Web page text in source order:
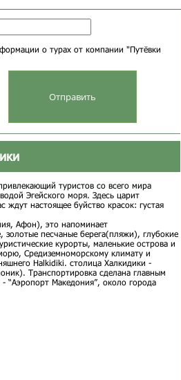
о турах от компании "Путёвки
туристов со всего мира
Эгейского моря. Здесь царит
настоящее буйство красок: густая
Афон), это напоминает
песчаные берега(пляжи), глубокие
курорты, маленькие острова и
Средиземноморскому климату и
Halkidiki. столица Халкидики -
Транспортировка сделана главным
“Аэропорт Македония”, около города